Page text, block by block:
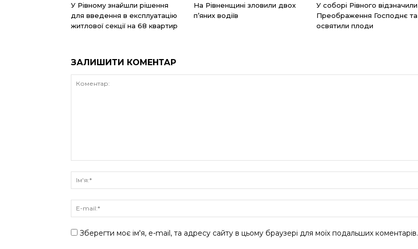
У Рівному знайшли рішення
для введення в експлуатацію
житлової секції на 68 квартир
На Рівненщині зловили двох
п’яних водіїв
У соборі Рівного відзначили
Преображення Господнє та
освятили плоди
ЗАЛИШИТИ КОМЕНТАР
Зберегти моє ім'я, e-mail, та адресу сайту в цьому браузері для моїх подальших коментарів.